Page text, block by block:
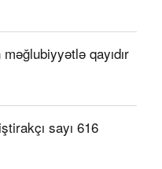
qayıdır
sayı 616